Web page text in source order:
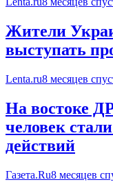
Жители
выступать
Lenta.ru8 месяцев
На востоке
человек
действий
Газета.Ru8 месяцев